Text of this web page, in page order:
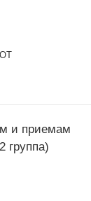
и приемам
группа)